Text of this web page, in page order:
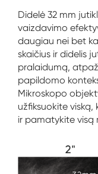
Didelė 32 mm
vaizdavimo
daugiau nei bet
skaičius ir didelis
pralaidumą,
papildomo
Mikroskopo
užfiksuokite
ir pamatykite visą